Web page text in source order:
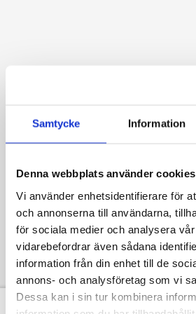
Samtycke Information
Denna webbplats använder cookies
Vi använder enhetsidentifierare för
och annonserna till användarna,
för sociala medier och analysera
vidarebefordrar även sådana
information från din enhet till de
annons- och analysföretag som vi
Dessa kan i sin tur kombinera